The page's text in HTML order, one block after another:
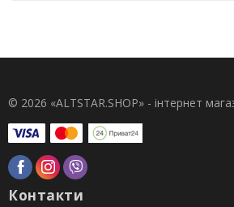
© 2026 «ALTSTAR.SHOP» - інтернет
Контакти